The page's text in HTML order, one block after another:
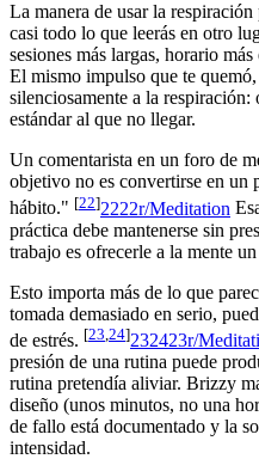
La manera de usar la
casi todo lo que leerás en otro
sesiones más largas, horario
El mismo impulso que te
silenciosamente a la
estándar al que no llegar.
Un comentarista en un foro de
objetivo no es convertirse en un
hábito." [22]2222r/Meditation
práctica debe mantenerse sin
trabajo es ofrecerle a la mente
Esto importa más de lo que
tomada demasiado en serio,
de estrés. [23 24]232423r/
presión de una rutina puede
rutina pretendía aliviar. Brizzy
diseño (unos minutos, no una
de fallo está documentado y la
intensidad.